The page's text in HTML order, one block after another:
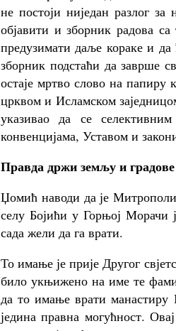
не постоји ниједан разлог
објавити и зборник радова
предузимати даље кораке и
зборник подстаћи да заврше
остаје мртво слово на
црквом и Исламском
указивао да се
конвенцијама, Уставом и
Правда држи земљу и градове
Џомић наводи да је
селу Бојићи у Горњој Морачи
сада жели да га врати.
То имање је прије Другог
било укњижено на име те
да то имање врати манастиру
једина правна могућност.